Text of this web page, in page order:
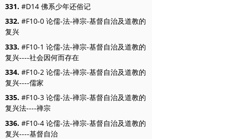
331. #D14 佛系少年还俗记
332. #F10-0 论儒-法-禅宗-基督自治及道教的
复兴
333. #F10-1 论儒-法-禅宗-基督自治及道教的
复兴----社会因何而存在
334. #F10-2 论儒-法-禅宗-基督自治及道教的
复兴----儒家
335. #F10-3 论儒-法-禅宗-基督自治及道教的
复兴法----禅宗
336. #F10-4 论儒-法-禅宗-基督自治及道教的
复兴----基督自治